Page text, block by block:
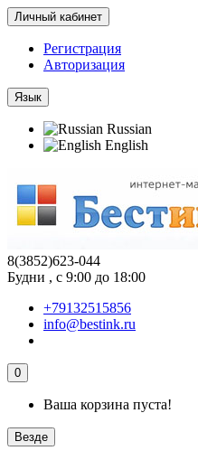
Личный кабинет
Регистрация
Авторизация
Язык
Russian
English
8(3852)623-044
Будни , с 9:00 до 18:00
+79132515856
info@bestink.ru
0
Ваша корзина пуста!
Везде